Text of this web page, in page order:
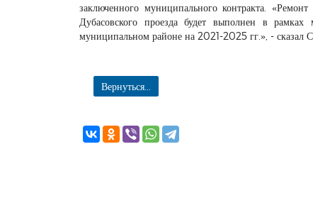
заключенного муниципального контракта.
Дубасовского проезда будет выполнен в
муниципальном районе на 2021-2025 гг.», - сказал
Вернуться...